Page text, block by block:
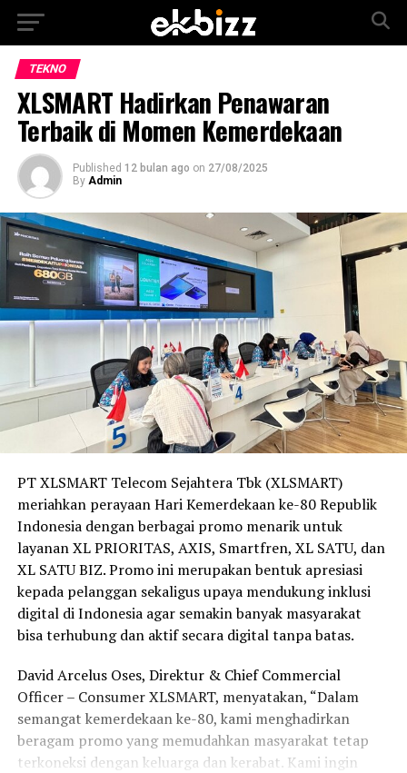
TEKNO
XLSMART Hadirkan Penawaran
Terbaik di Momen Kemerdekaan
Published 12 bulan ago on 27/08/2025
By Admin
PT XLSMART Telecom Sejahtera Tbk (XLSMART)
meriahkan perayaan Hari Kemerdekaan ke-80 Republik
Indonesia dengan berbagai promo menarik untuk
layanan XL PRIORITAS, AXIS, Smartfren, XL SATU, dan
XL SATU BIZ. Promo ini merupakan bentuk apresiasi
kepada pelanggan sekaligus upaya mendukung inklusi
digital di Indonesia agar semakin banyak masyarakat
bisa terhubung dan aktif secara digital tanpa batas.
David Arcelus Oses, Direktur & Chief Commercial
Officer – Consumer XLSMART, menyatakan, “Dalam
semangat kemerdekaan ke-80, kami menghadirkan
beragam promo yang memudahkan masyarakat tetap
terkoneksi dengan keluarga dan kerabat. Kami ingin